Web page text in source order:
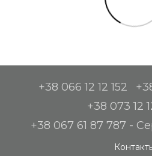
+38 066 12 12 152
+38 073 12
+38 067 61 87 787 -